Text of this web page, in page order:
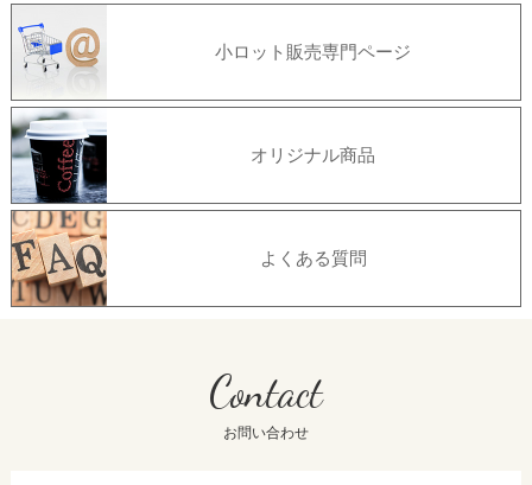
小ロット販売専門ページ
オリジナル商品
よくある質問
Contact
お問い合わせ